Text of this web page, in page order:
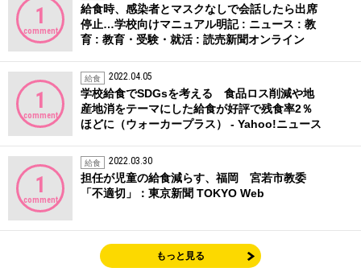
1
comment
給食時、感染者とマスクなしで会話したら出席
停止…学校向けマニュアル明記 : ニュース : 教
育 : 教育・受験・就活 : 読売新聞オンライン
1
comment
給食 2022.04.05
学校給食でSDGsを考える 食品ロス削減や地
産地消をテーマにした給食が好評で残食率2％
ほどに（ウォーカープラス） - Yahoo!ニュース
1
comment
給食 2022.03.30
担任が児童の給食減らす、福岡 宮若市教委
「不適切」：東京新聞 TOKYO Web
もっと見る